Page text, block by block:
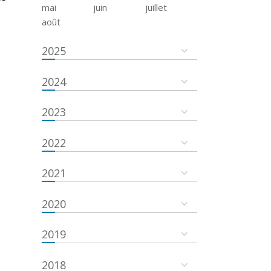
mai
juin
juillet
août
2025
2024
2023
2022
2021
2020
2019
2018